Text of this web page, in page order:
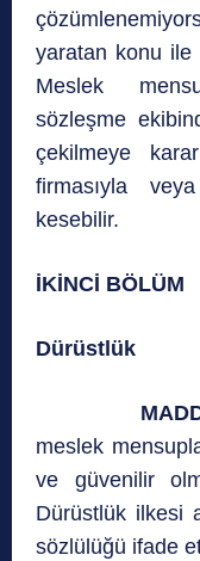
yaratan konu ile
Meslek
sözleşme
çekilmeye
firmasıyla
kesebilir.
İKİNCİ BÖLÜM
Dürüstlük
MADDE
meslek
ve güvenilir
Dürüstlük ilkesi
sözlülüğü ifade